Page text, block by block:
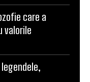
care a
valorile